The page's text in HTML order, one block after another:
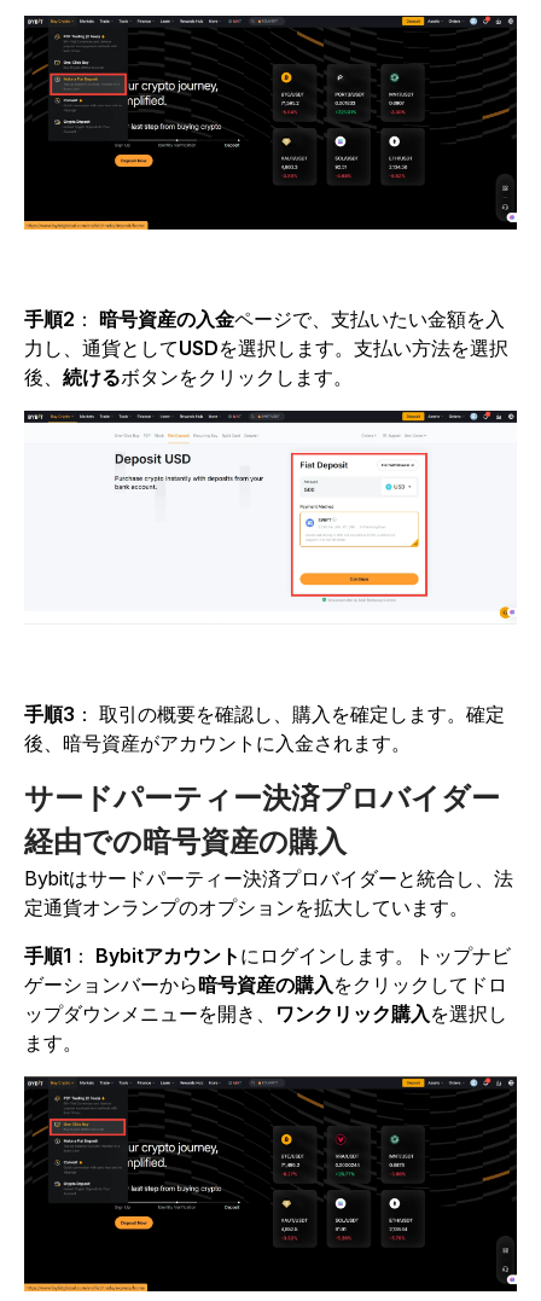
手順2 ： 暗号資産の入金ページで、支払いたい金額を入
力し、通貨としてUSDを選択します。支払い方法を選択
後、 続けるボタンをクリックします。
手順3 ： 取引の概要を確認し、購入を確定します。確定
後、暗号資産がアカウントに入金されます。
サードパーティー決済プロバイダー
経由での暗号資産の購入
Bybitはサードパーティー決済プロバイダーと統合し、法
定通貨オンランプのオプションを拡大しています。
手順1 ： Bybitアカウント にログインします。トップナビ
ゲーションバーから暗号資産の購入をクリックしてドロ
ップダウンメニューを開き、 ワンクリック購入を選択し
ます。